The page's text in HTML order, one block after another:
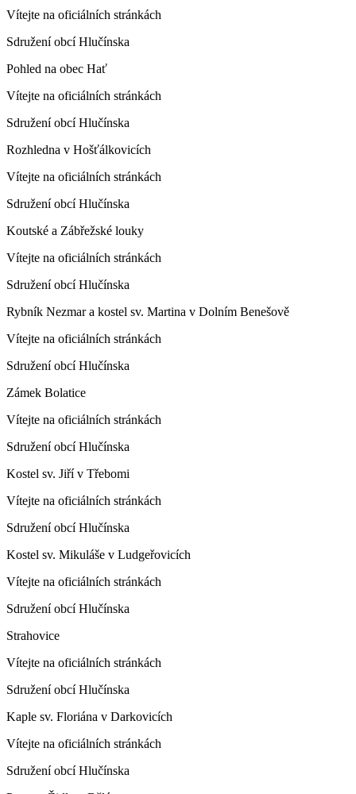
Vítejte na oficiálních stránkách
Sdružení obcí Hlučínska
Pohled na obec Hať
Vítejte na oficiálních stránkách
Sdružení obcí Hlučínska
Rozhledna v Hošťálkovicích
Vítejte na oficiálních stránkách
Sdružení obcí Hlučínska
Koutské a Zábřežské louky
Vítejte na oficiálních stránkách
Sdružení obcí Hlučínska
Rybník Nezmar a kostel sv. Martina v Dolním Benešově
Vítejte na oficiálních stránkách
Sdružení obcí Hlučínska
Zámek Bolatice
Vítejte na oficiálních stránkách
Sdružení obcí Hlučínska
Kostel sv. Jiří v Třebomi
Vítejte na oficiálních stránkách
Sdružení obcí Hlučínska
Kostel sv. Mikuláše v Ludgeřovicích
Vítejte na oficiálních stránkách
Sdružení obcí Hlučínska
Strahovice
Vítejte na oficiálních stránkách
Sdružení obcí Hlučínska
Kaple sv. Floriána v Darkovicích
Vítejte na oficiálních stránkách
Sdružení obcí Hlučínska